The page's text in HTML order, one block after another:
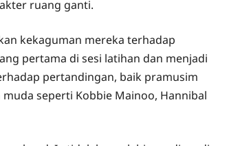
ruang ganti.
kekaguman mereka terhadap
pertama di sesi latihan dan menjadi
pertandingan, baik pramusim
seperti Kobbie Mainoo, Hannibal